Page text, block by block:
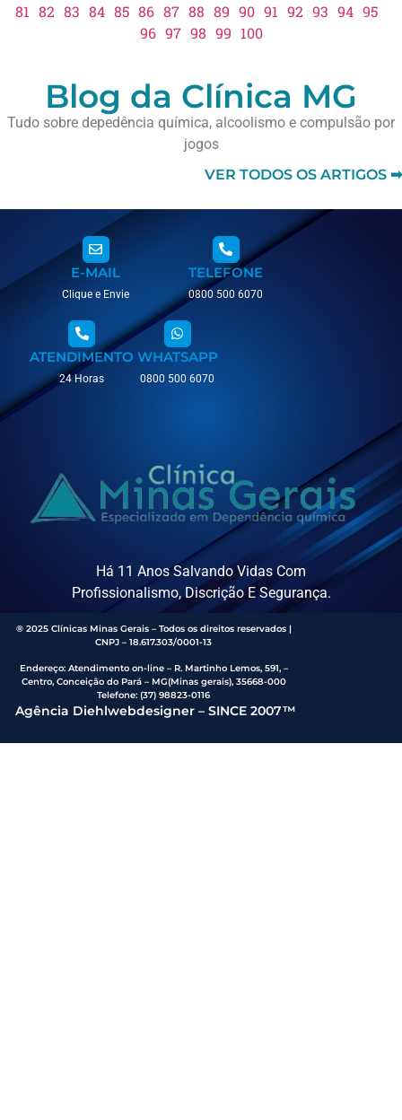
81 82 83 84 85 86 87 88 89 90 91 92 93 94 95
96 97 98 99 100
Blog da Clínica MG
Tudo sobre depedência química, alcoolismo e compulsão por
jogos
VER TODOS OS ARTIGOS ➡
E-MAIL
Clique e Envie
TELEFONE
0800 500 6070
ATENDIMENTO
24 Horas
WHATSAPP
0800 500 6070
Há 11 Anos Salvando Vidas Com
Profissionalismo, Discrição E Segurança.
® 2025 Clínicas Minas Gerais – Todos os direitos reservados |
CNPJ – 18.617.303/0001-13
Endereço: Atendimento on-line – R. Martinho Lemos, 591, –
Centro, Conceição do Pará – MG(Minas gerais), 35668-000
Telefone:(37) 98823-0116
Agência Diehlwebdesigner – SINCE 2007™